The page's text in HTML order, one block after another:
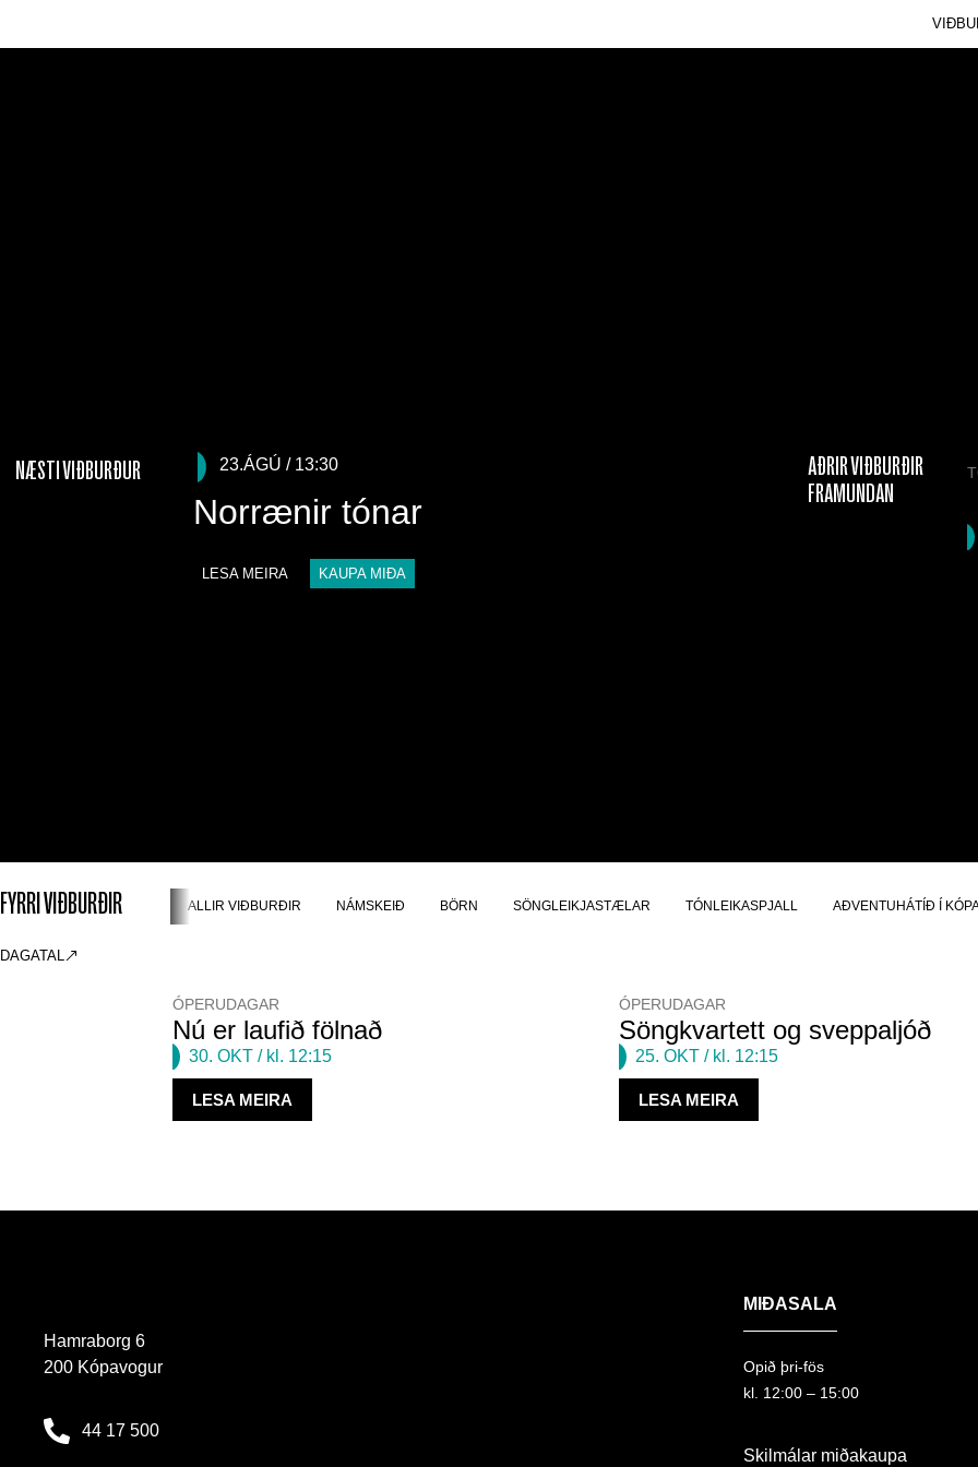
NÆSTI VIÐBURÐUR 23.ÁGÚ / 13:30
Norrænir tónar
LESA MEIRA KAUPA MIÐA
AÐRIR VIÐBURÐIR
FRAMUNDAN
FYRRI VIÐBURÐIR
DAGATAL
ALLIR VIÐBURÐIR NÁMSKEIÐ BÖRN SÖNGLEIKJASTÆLAR TÓNLEIKASPJALL AÐVENTUHÁTÍÐ Í
ÓPERUDAGAR
Nú er laufið fölnað
30. OKT/ kl. 12:15
LESA MEIRA
ÓPERUDAGAR
Söngkvartett og sveppaljóð
25. OKT/ kl. 12:15
LESA MEIRA
Hamraborg 6
200 Kópavogur
44 17 500
MIÐASALA
Opið þri-fös
kl. 12:00 – 15:00
Skilmálar miðakaupa